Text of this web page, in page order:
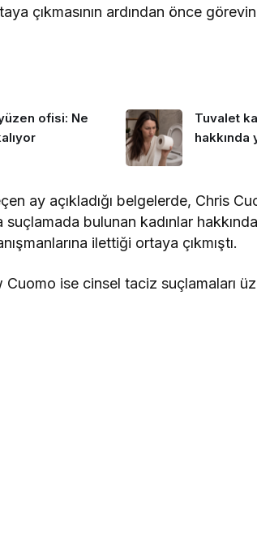
çıkmasının ardından önce
ofisi: Ne
Tuvalet
hakkında
ay açıkladığı belgelerde, Chris
bulunan kadınlar
ilettiği ortaya çıkmıştı.
ise cinsel taciz suçlamaları